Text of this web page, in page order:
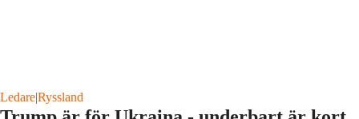
Ledare|Ryssland